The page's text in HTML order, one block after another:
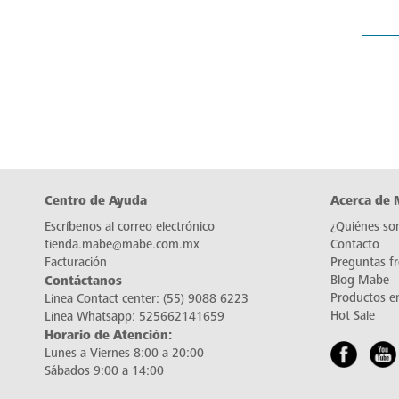
Centro de Ayuda
Escríbenos al correo electrónico
tienda.mabe@mabe.com.mx
Facturación
Contáctanos
Línea Contact center: (55) 9088 6223
Línea Whatsapp: 525662141659
Horario de Atención:
Lunes a Viernes 8:00 a 20:00
Sábados 9:00 a 14:00
Acerca de
¿Quiénes
Contacto
Preguntas
Blog Mabe
Productos
Hot Sale